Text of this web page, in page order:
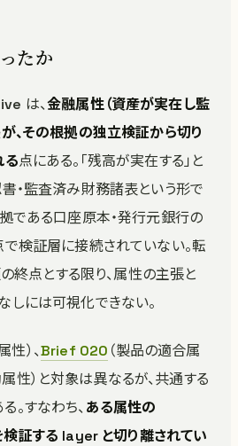
たか
は、金融属性（資産が実在し監
、その根拠の独立検証から切り
る点にある。「残高が実在する」と
・監査済み財務諸表という形で
である口座原本・発行元銀行の
検証層に接続されていない。転
終点とする限り、属性の主張と
には可視化できない。
性）、Brief 020 （製品の適合属
属性）と対象は異なるが、共通する
すなわち、ある属性の
証する layer と切り離されてい